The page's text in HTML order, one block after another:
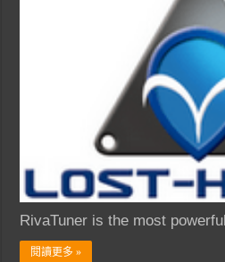
RivaTuner is the most
閱讀更多 »